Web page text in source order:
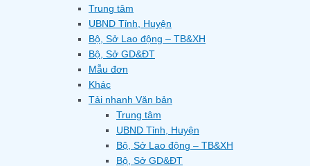
Trung tâm
UBND Tỉnh, Huyện
Bộ, Sở Lao động – TB&XH
Bộ, Sở GD&ĐT
Mẫu đơn
Khác
Tải nhanh Văn bản
Trung tâm
UBND Tỉnh, Huyện
Bộ, Sở Lao động – TB&XH
Bộ, Sở GD&ĐT